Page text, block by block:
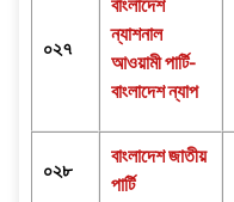
০২৭
বাংলাদেশ
ন্যাশনাল
আওয়ামী পার্টি-
বাংলাদেশ ন্যাপ
০২৮
বাংলাদেশ জাতীয়
পার্টি